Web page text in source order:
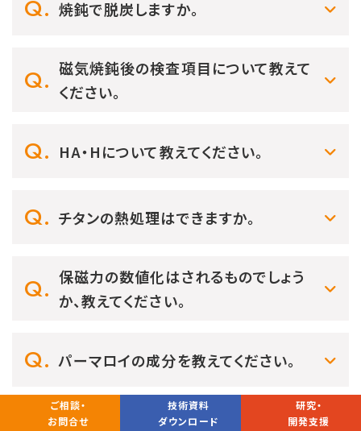
焼鈍で脱炭しますか。
磁気焼鈍後の検査項目について教えて
ください。
HA・Hについて教えてください。
チタンの熱処理はできますか。
保磁力の数値化はされるものでしょう
か、教えてください。
パーマロイの成分を教えてください。
磁気焼鈍について教えてください。
ご相談・
お問合せ
技術資料
ダウンロード
研究・
開発支援